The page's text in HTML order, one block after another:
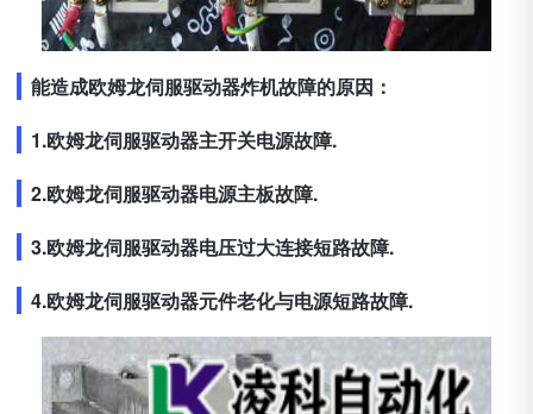
能造成欧姆龙伺服驱动器炸机故障的原因：
1.欧姆龙伺服驱动器主开关电源故障.
2.欧姆龙伺服驱动器电源主板故障.
3.欧姆龙伺服驱动器电压过大连接短路故障.
4.欧姆龙伺服驱动器元件老化与电源短路故障.